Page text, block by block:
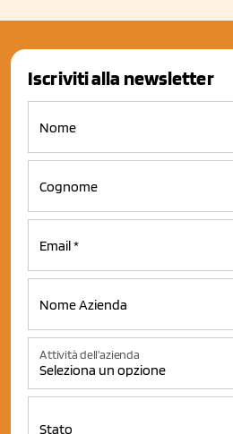
Iscriviti alla newsletter
Attività dell'azienda